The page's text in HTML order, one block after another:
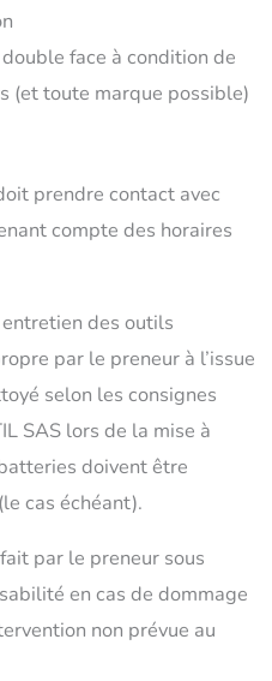
face à condition de
(et toute marque possible)
prendre contact avec
compte des horaires
des outils
par le preneur à l’issue
selon les consignes
SAS lors de la mise à
doivent être
cas échéant).
par le preneur sous
en cas de dommage
non prévue au